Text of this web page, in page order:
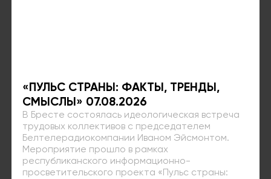
«ПУЛЬС СТРАНЫ: ФАКТЫ, ТРЕНДЫ,
СМЫСЛЫ» 07.08.2026
В Бресте состоялась идеологическая встреча
трудовых коллективов с председателем
Белтелерадиокомпании Иваном Эйсмонтом.
Мероприятие прошло в рамках
республиканского информационно-
просветительского проекта «Пульс страны: